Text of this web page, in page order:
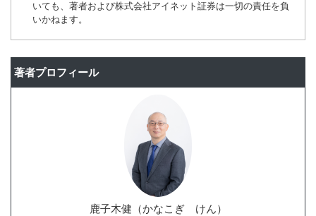
いても、著者および株式会社アイネット証券は一切の責任を負
いかねます。
著者プロフィール
鹿子木健（かなこぎ けん）